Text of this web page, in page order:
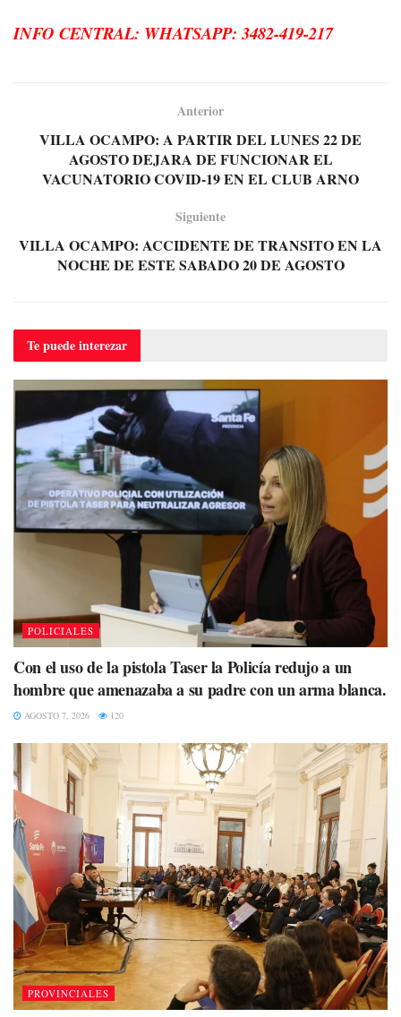
INFO CENTRAL: WHATSAPP: 3482-419-217
Anterior
VILLA OCAMPO: A PARTIR DEL LUNES 22 DE
AGOSTO DEJARA DE FUNCIONAR EL
VACUNATORIO COVID-19 EN EL CLUB ARNO
Siguiente
VILLA OCAMPO: ACCIDENTE DE TRANSITO EN LA
NOCHE DE ESTE SABADO 20 DE AGOSTO
Te puedeinterezar
POLICIALES
Con el uso de la pistola Taser la Policía redujo a un
hombre que amenazaba a su padre con un arma blanca.
AGOSTO 7, 2026 120
PROVINCIALES